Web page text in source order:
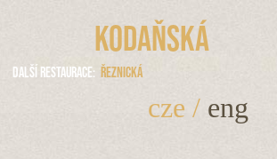
Kodaňská
Další restaurace Řeznická
cze / eng